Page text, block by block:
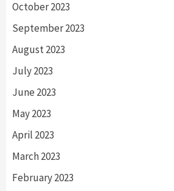
October 2023
September 2023
August 2023
July 2023
June 2023
May 2023
April 2023
March 2023
February 2023